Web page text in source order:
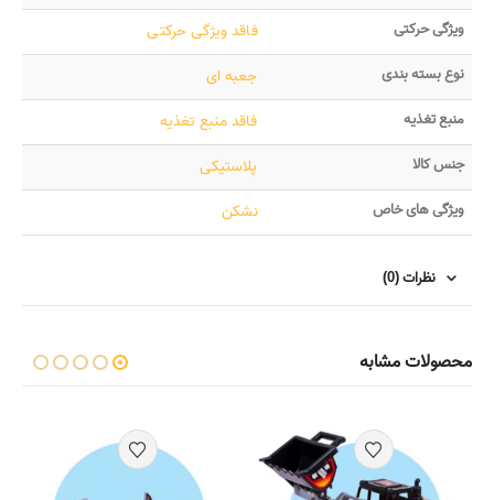
ویژگی حرکتی فاقد ویژگی حرکتی
نوع بسته بندی جعبه ای
منبع تغذیه فاقد منبع تغذیه
جنس کالا پلاستیکی
ویژگی های خاص نشکن
نظرات (0)
محصولات مشابه